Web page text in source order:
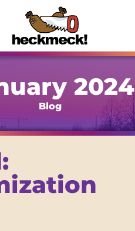
2024
Blog